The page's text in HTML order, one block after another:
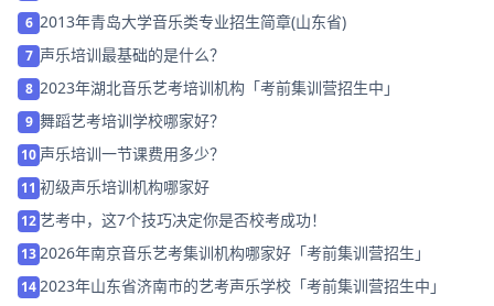
6 2013年青岛大学音乐类专业招生简章(山东省)
7 声乐培训最基础的是什么？
8 2023年湖北音乐艺考培训机构「考前集训营招生中」
9 舞蹈艺考培训学校哪家好？
10 声乐培训一节课费用多少？
11 初级声乐培训机构哪家好
12艺考中，这7个技巧决定你是否校考成功！
132026年南京音乐艺考集训机构哪家好「考前集训营招生」
142023年山东省济南市的艺考声乐学校「考前集训营招生中」